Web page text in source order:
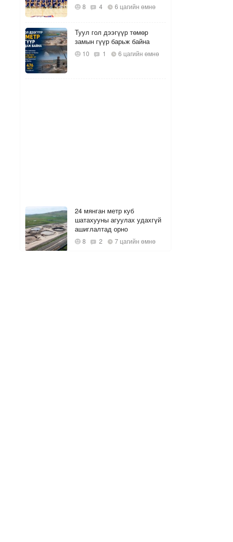
8 4 6 цагийн өмнө
Туул гол дээгүүр төмөр
замын гүүр барьж байна
10 1 6 цагийн өмнө
24 мянган метр куб
шатахууны агуулах удахгүй
ашиглалтад орно
8 2 7 цагийн өмнө